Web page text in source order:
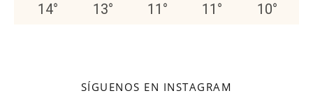
14° 13° 11 ° 11 ° 10°
SÍGUENOS EN INSTAGRAM